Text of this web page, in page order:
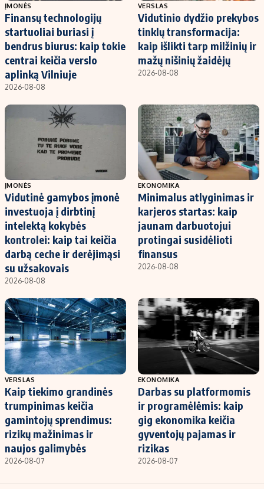
ĮMONĖS
Finansų technologijų
startuoliai buriasi į
bendrus biurus: kaip tokie
centrai keičia verslo
aplinką Vilniuje
2026-08-08
VERSLAS
Vidutinio dydžio prekybos
tinklų transformacija:
kaip išlikti tarp milžinių ir
mažų nišinių žaidėjų
2026-08-08
ĮMONĖS
Vidutinė gamybos įmonė
investuoja į dirbtinį
intelektą kokybės
kontrolei: kaip tai keičia
darbą ceche ir derėjimąsi
su užsakovais
2026-08-08
EKONOMIKA
Minimalus atlyginimas ir
karjeros startas: kaip
jaunam darbuotojui
protingai susidėlioti
finansus
2026-08-08
VERSLAS
Kaip tiekimo grandinės
trumpinimas keičia
gamintojų sprendimus:
rizikų mažinimas ir
naujos galimybės
2026-08-07
EKONOMIKA
Darbas su platformomis
ir programėlėmis: kaip
gig ekonomika keičia
gyventojų pajamas ir
rizikas
2026-08-07